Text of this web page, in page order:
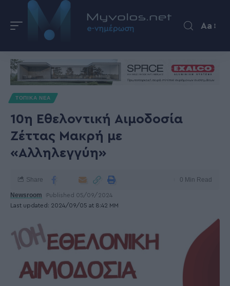
Aa
ΤΟΠΙΚΑ ΝΕΑ
10η Εθελοντική Αιμοδοσία
Ζέττας Μακρή με
«Αλληλεγγύη»
Last updated: 2024/09/05 at 8:42 ΜΜ
Newsroom Published 05/09/2024
Share 0 Min Read